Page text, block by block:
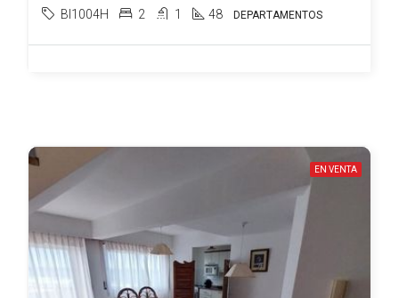
BI1004H 2 1 48 DEPARTAMENTOS
EN VENTA